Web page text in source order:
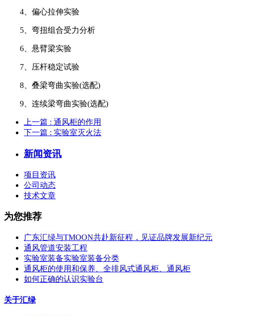
4、偏心拉伸实验
5、弯扭组合受力分析
6、悬臂梁实验
7、压杆稳定试验
8、叠梁弯曲实验(选配)
9、连续梁弯曲实验(选配)
上一篇 : 通风柜的作用
下一篇 : 实验室灭火法
新闻资讯
项目资讯
公司动态
技术文章
为您推荐
广东汇绿与TMOON共赴新征程，见证品牌发展新纪元
通风管道安装工程
实验室装备实验室装备分类
通风柜的使用和保养、全排风式通风柜、通风柜
如何正确的认识实验台
关于汇绿